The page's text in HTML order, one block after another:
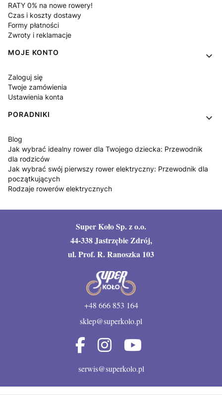
RATY 0% na nowe rowery!
Czas i koszty dostawy
Formy płatności
Zwroty i reklamacje
MOJE KONTO
Zaloguj się
Twoje zamówienia
Ustawienia konta
PORADNIKI
Blog
Jak wybrać idealny rower dla Twojego dziecka: Przewodnik
dla rodziców
Jak wybrać swój pierwszy rower elektryczny: Przewodnik dla
początkujących
Rodzaje rowerów elektrycznych
Super Koło Sp. z o.o.
44-338 Jastrzębie Zdrój,
ul. Prof. R. Ranoszka 103
+48 666 853 164
sklep@superkolo.pl
serwis@superkolo.pl